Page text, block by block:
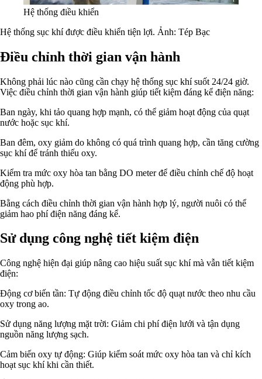
Hệ thống điều khiển
Hệ thống sục khí được điều khiển tiện lợi. Ảnh: Tép Bạc
Điều chỉnh thời gian vận hành
Không phải lúc nào cũng cần chạy hệ thống sục khí suốt 24/24 giờ.
Việc điều chỉnh thời gian vận hành giúp tiết kiệm đáng kể điện năng:
Ban ngày, khi tảo quang hợp mạnh, có thể giảm hoạt động của quạt
nước hoặc sục khí.
Ban đêm, oxy giảm do không có quá trình quang hợp, cần tăng cường
sục khí để tránh thiếu oxy.
Kiểm tra mức oxy hòa tan bằng DO meter để điều chỉnh chế độ hoạt
động phù hợp.
Bằng cách điều chỉnh thời gian vận hành hợp lý, người nuôi có thể
giảm hao phí điện năng đáng kể.
Sử dụng công nghệ tiết kiệm điện
Công nghệ hiện đại giúp nâng cao hiệu suất sục khí mà vẫn tiết kiệm
điện:
Động cơ biến tần: Tự động điều chỉnh tốc độ quạt nước theo nhu cầu
oxy trong ao.
Sử dụng năng lượng mặt trời: Giảm chi phí điện lưới và tận dụng
nguồn năng lượng sạch.
Cảm biến oxy tự động: Giúp kiểm soát mức oxy hòa tan và chỉ kích
hoạt sục khí khi cần thiết.